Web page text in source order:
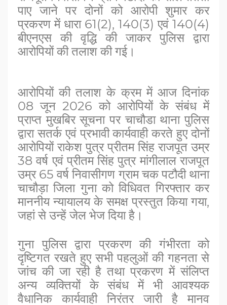
पाए जाने पर दोनों को आरोपी शुमार कर
प्रकरण में धारा 61(2), 140(3) एवं 140(4)
बीएनएस की वृद्धि की जाकर पुलिस द्वारा
आरोपियों की तलाश की गई।
आरोपियों की तलाश के क्रम में आज दिनांक
08 जून 2026 को आरोपियों के संबंध में
प्राप्त मुखबिर सूचना पर चाचौडा थाना पुलिस
द्वारा सतर्क एवं प्रभावी कार्यवाही करते हुए दोनों
आरोपियों राकेश पुत्र प्रीतम सिंह राजपूत उम्र
38 वर्ष एवं प्रीतम सिंह पुत्र मांगीलाल राजपूत
उम्र 65 वर्ष निवासीगण ग्राम चक पटौदी थाना
चाचौड़ा जिला गुना को विधिवत गिरफ्तार कर
माननीय न्यायालय के समक्ष प्रस्तुत किया गया,
जहां से उन्हें जेल भेज दिया है।
गुना पुलिस द्वारा प्रकरण की गंभीरता को
दृष्टिगत रखते हुए सभी पहलुओं की गहनता से
जांच की जा रही है तथा प्रकरण में संलिप्त
अन्य व्यक्तियों के संबंध में भी आवश्यक
वैधानिक कार्यवाही निरंतर जारी है मानव